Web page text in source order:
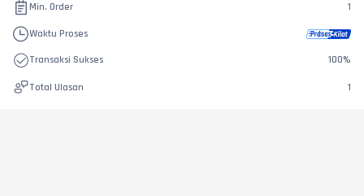
Min. Order 1
Waktu Proses
Transaksi Sukses 100%
Total Ulasan 1